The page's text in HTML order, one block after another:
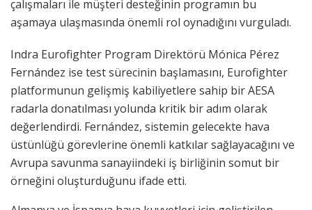
çalışmaları ile müşteri desteğinin programın bu
aşamaya ulaşmasında önemli rol oynadığını vurguladı.
Indra Eurofighter Program Direktörü Mónica Pérez
Fernández ise test sürecinin başlamasını, Eurofighter
platformunun gelişmiş kabiliyetlere sahip bir AESA
radarla donatılması yolunda kritik bir adım olarak
değerlendirdi. Fernández, sistemin gelecekte hava
üstünlüğü görevlerine önemli katkılar sağlayacağını ve
Avrupa savunma sanayiindeki iş birliğinin somut bir
örneğini oluşturduğunu ifade etti.